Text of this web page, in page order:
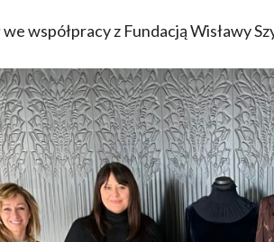
współpracy z Fundacją Wisławy